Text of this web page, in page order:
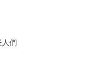
們